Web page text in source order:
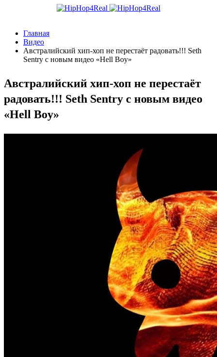
Главная
Видео
Австралийский хип-хоп не перестаёт радовать!!! Seth
Sentry с новым видео «Hell Boy»
Австралийский хип-хоп не перестаёт
радовать!!! Seth Sentry с новым видео
«Hell Boy»